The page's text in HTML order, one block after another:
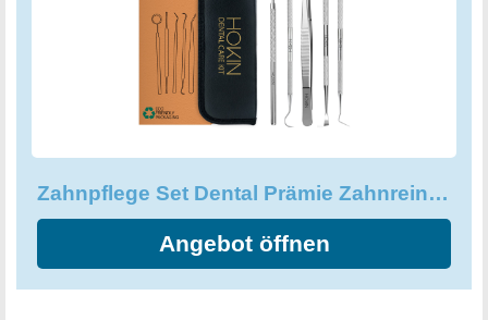
Mundhygiene verbessert, sondern auch der Atem erfrischt
und die Zähne aufgehellt.
Zahnpflege Set Dental Prämie Zahnreinigung Zahnsteinentferner Zahnsonde
Angebot öffnen